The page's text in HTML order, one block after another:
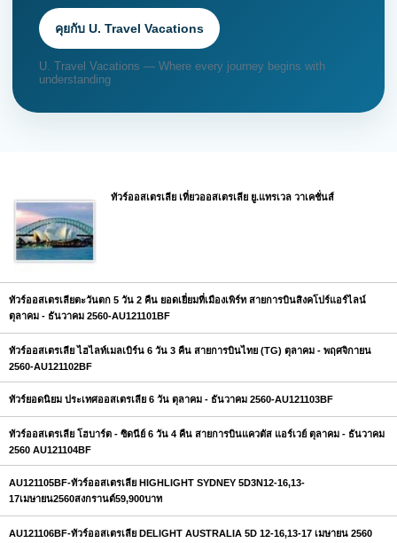
คุยกับ U. Travel Vacations
U. Travel Vacations — Where every journey begins with
understanding
ทัวร์ออสเตรเลีย เที่ยวออสเตรเลีย ยู.แทรเวล วาเคชั่นส์
ทัวร์ออสเตรเลียตะวันตก 5 วัน 2 คืน ยอดเยี่ยมที่เมืองเพิร์ท สายการบินสิงคโปร์แอร์ไลน์
ตุลาคม - ธันวาคม 2560-AU121101BF
ทัวร์ออสเตรเลีย ไฮไลท์เมลเบิร์น 6 วัน 3 คืน สายการบินไทย (TG) ตุลาคม - พฤศจิกายน
2560-AU121102BF
ทัวร์ยอดนิยม ประเทศออสเตรเลีย 6 วัน ตุลาคม - ธันวาคม 2560-AU121103BF
ทัวร์ออสเตรเลีย โฮบาร์ต - ซิดนีย์ 6 วัน 4 คืน สายการบินแควตัส แอร์เวย์ ตุลาคม - ธันวาคม
2560 AU121104BF
AU121105BF-ทัวร์ออสเตรเลีย HIGHLIGHT SYDNEY 5D3N12-16,13-
17เมษายน2560สงกรานต์59,900บาท
AU121106BF-ทัวร์ออสเตรเลีย DELIGHT AUSTRALIA 5D 12-16,13-17 เมษายน 2560